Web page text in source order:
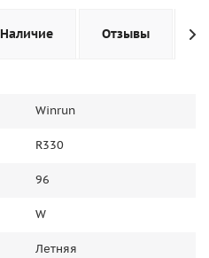
Наличие Отзывы
Winrun
R330
96
W
Летняя